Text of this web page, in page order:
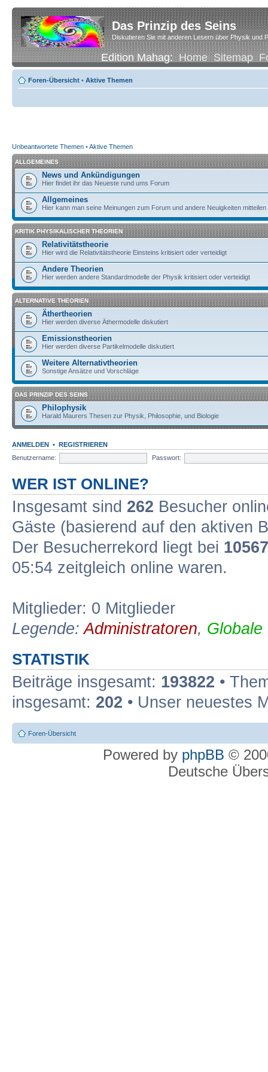
Das Prinzip des Seins
Diskutieren Sie mit anderen Lesern über Physik und
Edition Mahag:Home Sitemap
Foren-Übersicht • Aktive Themen
Unbeantwortete Themen •Aktive Themen
ALLGEMEINES
News und Ankündigungen
Hier findet ihr das Neueste rund ums Forum
Allgemeines
Hier kann man seine Meinungen zum Forum und andere Neuigkeiten mitteilen
KRITIK PHYSIKALISCHER THEORIEN
Relativitätstheorie
Hier wird die Relativitätstheorie Einsteins kritisiert oder verteidigt
Andere Theorien
Hier werden andere Standardmodelle der Physik kritisiert oder verteidigt
ALTERNATIVE THEORIEN
Äthertheorien
Hier werden diverse Äthermodelle diskutiert
Emissionstheorien
Hier werden diverse Partikelmodelle diskutiert
Weitere Alternativtheorien
Sonstige Ansätze und Vorschläge
DAS PRINZIP DES SEINS
Philophysik
Harald Maurers Thesen zur Physik, Philosophie, und Biologie
ANMELDEN • REGISTRIEREN
Benutzername:
Passwort:
WER IST ONLINE?
Insgesamt sind 262 Besucher
Gäste (basierend auf den aktiven
Der Besucherrekord liegt bei 10567
05:54 zeitgleich online waren.
Mitglieder: 0 Mitglieder
Legende:Administratoren, Globale
STATISTIK
Beiträge insgesamt: 193822 •
insgesamt: 202 • Unser neuestes
Foren-Übersicht
Powered by phpBB ©
Deutsche